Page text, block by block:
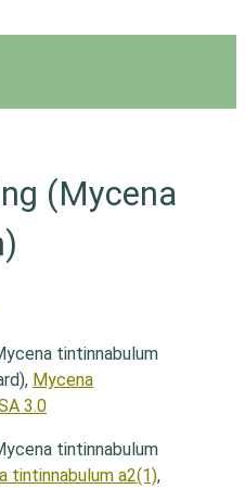
(Mycena
Mycena
3.0
tintinnabulum a2(1),